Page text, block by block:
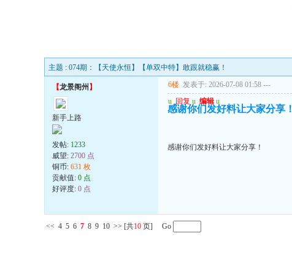
主题 : 074期：【天使永恒】【单双中特】敢跟就稳赢！
【龙景阁州 】
新手上路
发帖: 1233
威望: 2700 点
铜币: 631 枚
贡献值: 0 点
好评度: 0 点
6楼 发表于: 2026-07-08 01:58 ---
u 回复 u 编辑 u
感谢你们发好料让大家分享！
感谢你们发好料让大家分享！
<< 4 5 6 7 8 9 10 >> [共10 页] Go